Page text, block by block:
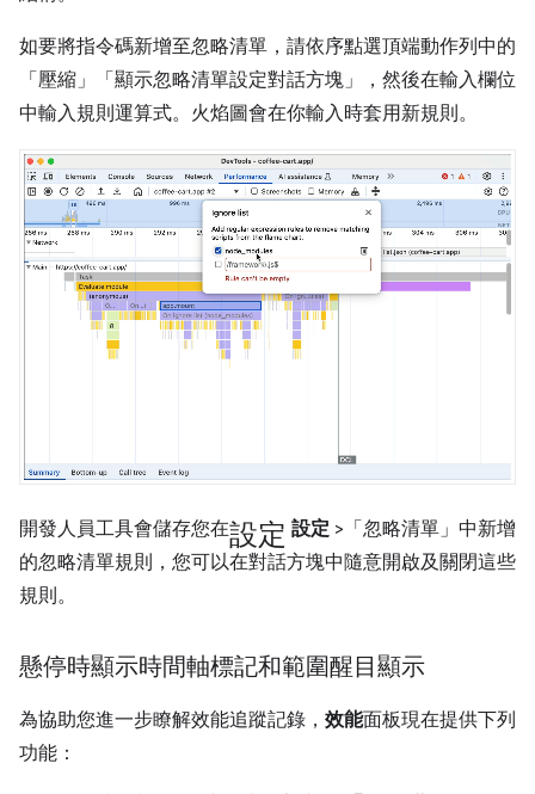
如要將指令碼新增至忽略清單，請依序點選頂端動作列中的
「壓縮」
「顯示忽略清單設定對話方塊」，然後在輸入欄位
中輸入規則運算式。火焰圖會在你輸入時套用新規則。
開發人員工具會儲存您在設定 設定 >「忽略清單」 中新增
的忽略清單規則，您可以在對話方塊中隨意開啟及關閉這些
規則。
懸停時顯示時間軸標記和範圍醒目顯示
為協助您進一步瞭解效能追蹤記錄， 效能面板現在提供下列
功能：